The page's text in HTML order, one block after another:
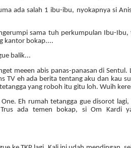
ada salah 1 ibu-ibu, nyokapnya si
sama tuh perkumpulan Ibu-
kantor bokap....
balik...
meeen abis panas-panasan di
TV eh ada berita tentang aku dan kau
yang roboh itu gitu loh. Wuih
Eh rumah tetangga gue disorot
ada temen bokap, si Om Kardi